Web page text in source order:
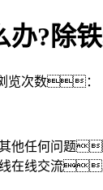
办?除
览次数：
其他任何问题
在线交流